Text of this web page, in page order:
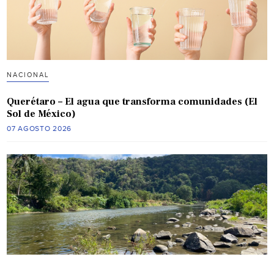
NACIONAL
Querétaro – El agua que transforma comunidades (El
Sol de México)
07 AGOSTO 2026